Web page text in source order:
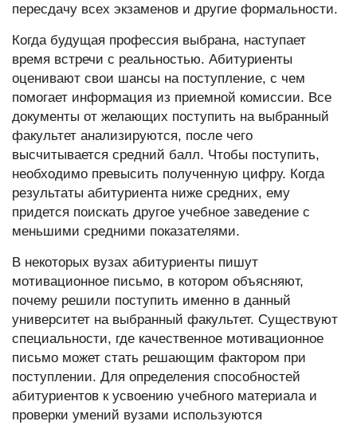
пересдачу всех экзаменов и другие формальности.
Когда будущая профессия выбрана, наступает
время встречи с реальностью. Абитуриенты
оценивают свои шансы на поступление, с чем
помогает информация из приемной комиссии. Все
документы от желающих поступить на выбранный
факультет анализируются, после чего
высчитывается средний балл. Чтобы поступить,
необходимо превысить полученную цифру. Когда
результаты абитуриента ниже средних, ему
придется поискать другое учебное заведение с
меньшими средними показателями.
В некоторых вузах абитуриенты пишут
мотивационное письмо, в котором объясняют,
почему решили поступить именно в данный
университет на выбранный факультет. Существуют
специальности, где качественное мотивационное
письмо может стать решающим фактором при
поступлении. Для определения способностей
абитуриентов к усвоению учебного материала и
проверки умений вузами используются